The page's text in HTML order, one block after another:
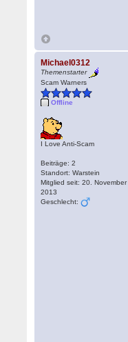
Michael0312
Themenstarter
Scam Warners
Offline
I Love Anti-Scam
Beiträge: 2
Standort: Warstein
Mitglied seit: 20. November
2013
Geschlecht: